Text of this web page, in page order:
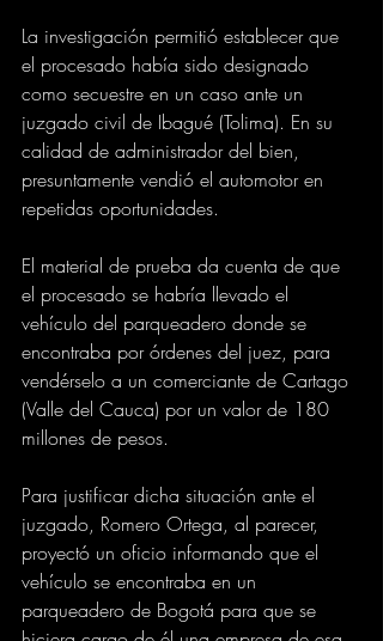
La investigación permitió establecer que
el procesado había sido designado
como secuestre en un caso ante un
juzgado civil de Ibagué (Tolima). En su
calidad de administrador del bien,
presuntamente vendió el automotor en
repetidas oportunidades.
El material de prueba da cuenta de que
el procesado se habría llevado el
vehículo del parqueadero donde se
encontraba por órdenes del juez, para
vendérselo a un comerciante de Cartago
(Valle del Cauca) por un valor de 180
millones de pesos.
Para justificar dicha situación ante el
juzgado, Romero Ortega, al parecer,
proyectó un oficio informando que el
vehículo se encontraba en un
parqueadero de Bogotá para que se